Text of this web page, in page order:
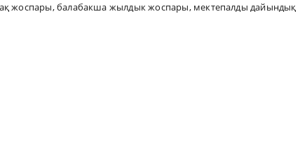
жоспары,балабакша жылдык жоспары, мектепалды дайындық